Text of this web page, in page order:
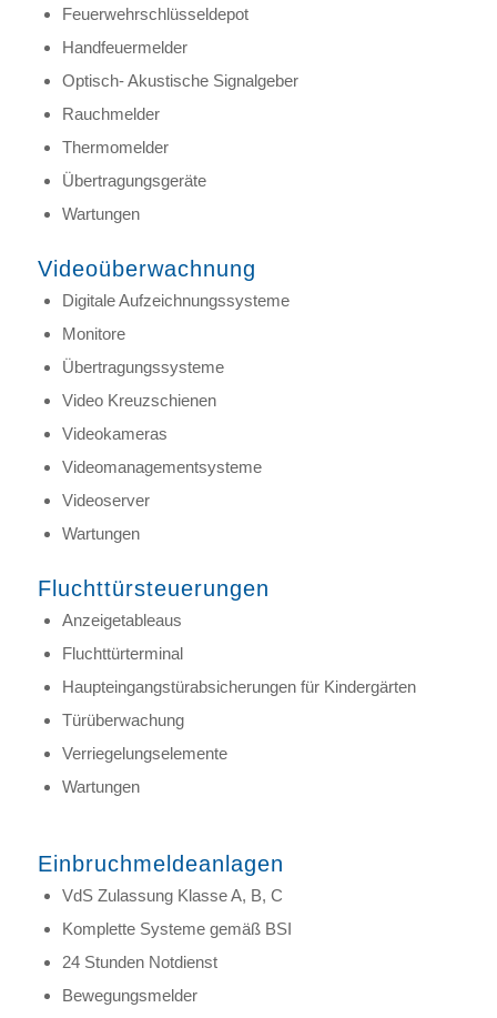
Feuerwehrschlüsseldepot
Handfeuermelder
Optisch- Akustische Signalgeber
Rauchmelder
Thermomelder
Übertragungsgeräte
Wartungen
Videoüberwachnung
Digitale Aufzeichnungssysteme
Monitore
Übertragungssysteme
Video Kreuzschienen
Videokameras
Videomanagementsysteme
Videoserver
Wartungen
Fluchttürsteuerungen
Anzeigetableaus
Fluchttürterminal
Haupteingangstürabsicherungen für Kindergärten
Türüberwachung
Verriegelungselemente
Wartungen
Einbruchmeldeanlagen
VdS Zulassung Klasse A, B, C
Komplette Systeme gemäß BSI
24 Stunden Notdienst
Bewegungsmelder